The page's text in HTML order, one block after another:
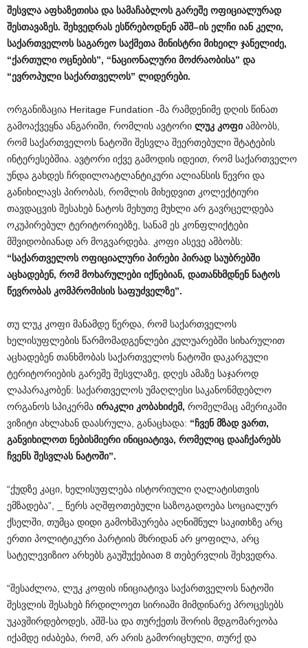
შესვლა აფხაზეთისა და სამაჩაბლოს გარეშე ოფიციალურად
შესთავაზეს. შეხვედრას ესწრებოდნენ აშშ–ის ელჩი იან კელი,
საქართველოს საგარეო საქმეთა მინისტრი მიხეილ ჯანელიძე,
“ქართული ოცნების”, “ნაციონალური მოძრაობისა” და
“ევროპული საქართველოს” ლიდერები.
ორგანიზაცია Heritage Fundation -მა რამდენიმე დღის წინათ
გამოაქვეყნა ანგარიში, რომლის ავტორი ლუკ კოფი ამბობს,
რომ საქართველოს ნატოში შესვლა შეერთებული შტატების
ინტერესებშია. ავტორი იქვე გამოდის იდეით, რომ საქართველო
უნდა გახდეს ჩრდილოატლანტიკური ალიანსის წევრი და
განიხილავს პირობას, რომლის მიხედვით კოლექტიური
თავდაცვის შესახებ ნატოს მეხუთე მუხლი არ გავრცელდება
ოკუპირებულ ტერიტორიებზე, სანამ ეს კონფლიქტები
მშვიდობიანად არ მოგვარდება. კოფი ასევე ამბობს:
“საქართველოს ოფიციალური პირები პირად საუბრებში
აცხადებენ, რომ მოხარულები იქნებიან, დათანხმდნენ ნატოს
წევრობას კომპრომისის საფუძველზე”.
თუ ლუკ კოფი მანამდე წერდა, რომ საქართველოს
ხელისუფლების წარმომადგენლები კულუარებში სიხარულით
აცხადებენ თანხმობას საქართველოს ნატოში დაკარგული
ტერიტორიების გარეშე შესვლაზე, დღეს ამაზე საჯაროდ
ლაპარაკობენ: საქართველოს უმაღლესი საკანონმდებლო
ორგანოს სპიკერმა ირაკლი კობახიძემ, რომელმაც ამერიკაში
ვიზიტი ახლახან დაასრულა, განაცხადა: “ჩვენ მზად ვართ,
განვიხილოთ ნებისმიერი ინიციატივა, რომელიც დააჩქარებს
ჩვენს შესვლას ნატოში”.
“ქუდზე კაცი, ხელისუფლება ისტორიული ღალატისთვის
ემზადება”, _ წერს აღშფოთებული საზოგადოება სოციალურ
ქსელში, თუმცა დიდი გამოხმაურება აღნიშნულ საკითხზე არც
ერთი პოლიტიკური პარტიის მხრიდან არ ყოფილა, არც
სატელევიზიო არხებს გაუშუქებიათ 8 თებერვლის შეხვედრა.
“შესაძლოა, ლუკ კოფის ინიციატივა საქართველოს ნატოში
შესვლის შესახებ ჩრდილოეთ სირიაში მიმდინარე პროცესებს
უკავშირდებოდეს, აშშ-სა და თურქეთს შორის მდგომარეობა
იქამდე იძაბება, რომ, არ არის გამორიცხული, თურქ და